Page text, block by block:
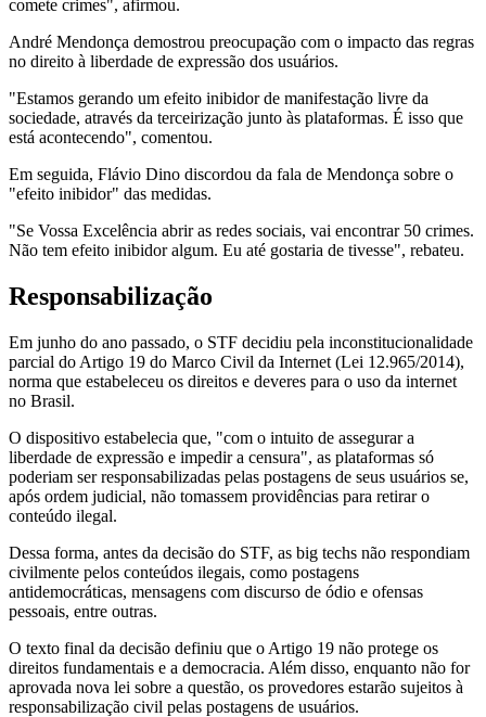
comete crimes", afirmou.
André Mendonça demostrou preocupação com o impacto das regras
no direito à liberdade de expressão dos usuários.
"Estamos gerando um efeito inibidor de manifestação livre da
sociedade, através da terceirização junto às plataformas. É isso que
está acontecendo", comentou.
Em seguida, Flávio Dino discordou da fala de Mendonça sobre o
"efeito inibidor" das medidas.
"Se Vossa Excelência abrir as redes sociais, vai encontrar 50 crimes.
Não tem efeito inibidor algum. Eu até gostaria de tivesse", rebateu.
Responsabilização
Em junho do ano passado, o STF decidiu pela inconstitucionalidade
parcial do Artigo 19 do Marco Civil da Internet (Lei 12.965/2014),
norma que estabeleceu os direitos e deveres para o uso da internet
no Brasil.
O dispositivo estabelecia que, "com o intuito de assegurar a
liberdade de expressão e impedir a censura", as plataformas só
poderiam ser responsabilizadas pelas postagens de seus usuários se,
após ordem judicial, não tomassem providências para retirar o
conteúdo ilegal.
Dessa forma, antes da decisão do STF, as big techs não respondiam
civilmente pelos conteúdos ilegais, como postagens
antidemocráticas, mensagens com discurso de ódio e ofensas
pessoais, entre outras.
O texto final da decisão definiu que o Artigo 19 não protege os
direitos fundamentais e a democracia. Além disso, enquanto não for
aprovada nova lei sobre a questão, os provedores estarão sujeitos à
responsabilização civil pelas postagens de usuários.